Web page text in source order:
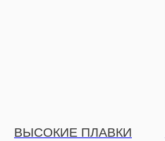
ВЫСОКИЕ ПЛАВКИ